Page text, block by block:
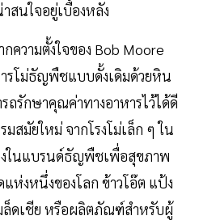
สนใจอยู่เบื้องหลัง
ความตั้งใจของ Bob Moore
รโม่ธัญพืชแบบดั้งเดิมด้วยหิน
ถรักษาคุณค่าทางอาหารไว้ได้ดี
สมัยใหม่ จากโรงโม่เล็ก ๆ ใน
งในแบรนด์ธัญพืชเพื่อสุขภาพ
ห่งหนึ่งของโลก ข้าวโอ๊ต แป้ง
ล็ดเชีย หรือผลิตภัณฑ์สำหรับผู้